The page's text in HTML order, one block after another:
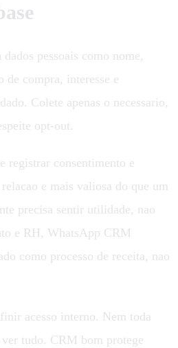
pessoais como nome,
compra, interesse e
Colete apenas o necessario,
opt-out.
registrar consentimento e
e mais valiosa do que um
precisa sentir utilidade, nao
e RH, WhatsApp CRM
como processo de receita, nao
acesso interno. Nem toda
ver tudo. CRM bom protege